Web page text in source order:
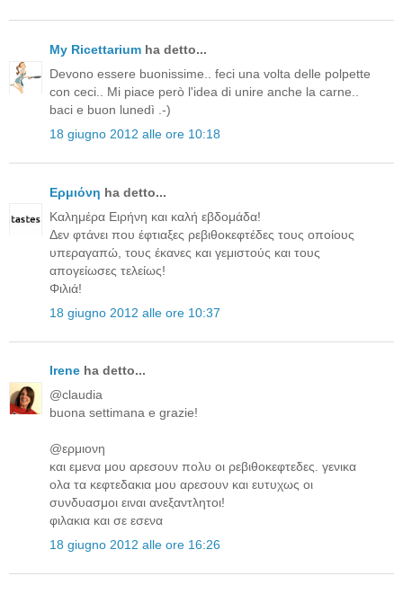
My Ricettarium ha detto...
Devono essere buonissime.. feci una volta delle polpette
con ceci.. Mi piace però l'idea di unire anche la carne..
baci e buon lunedì .-)
18 giugno 2012 alle ore 10:18
Ερμιόνη ha detto...
Καλημέρα Ειρήνη και καλή εβδομάδα!
Δεν φτάνει που έφτιαξες ρεβιθοκεφτέδες τους οποίους
υπεραγαπώ, τους έκανες και γεμιστούς και τους
απογείωσες τελείως!
Φιλιά!
18 giugno 2012 alle ore 10:37
Irene ha detto...
@claudia
buona settimana e grazie!
@ερμιονη
και εμενα μου αρεσουν πολυ οι ρεβιθοκεφτεδες. γενικα
ολα τα κεφτεδακια μου αρεσουν και ευτυχως οι
συνδυασμοι ειναι ανεξαντλητοι!
φιλακια και σε εσενα
18 giugno 2012 alle ore 16:26